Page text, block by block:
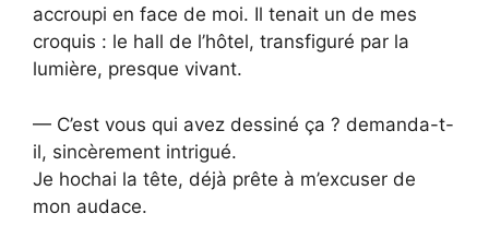
accroupi en face de moi. Il tenait un de mes
croquis : le hall de l’hôtel, transfiguré par la
lumière, presque vivant.
— C’est vous qui avez dessiné ça ? demanda-t-
il, sincèrement intrigué.
Je hochai la tête, déjà prête à m’excuser de
mon audace.